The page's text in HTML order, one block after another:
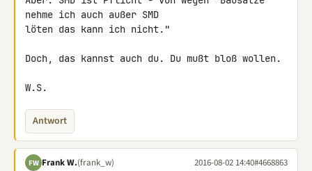
nehme ich auch außer SMD
löten das kann ich nicht."
Doch, das kannst auch du. Du mußt bloß wollen.
W.S.
Antwort
FW Frank W.(frank_w) 2016-08-02 14:40#4668863